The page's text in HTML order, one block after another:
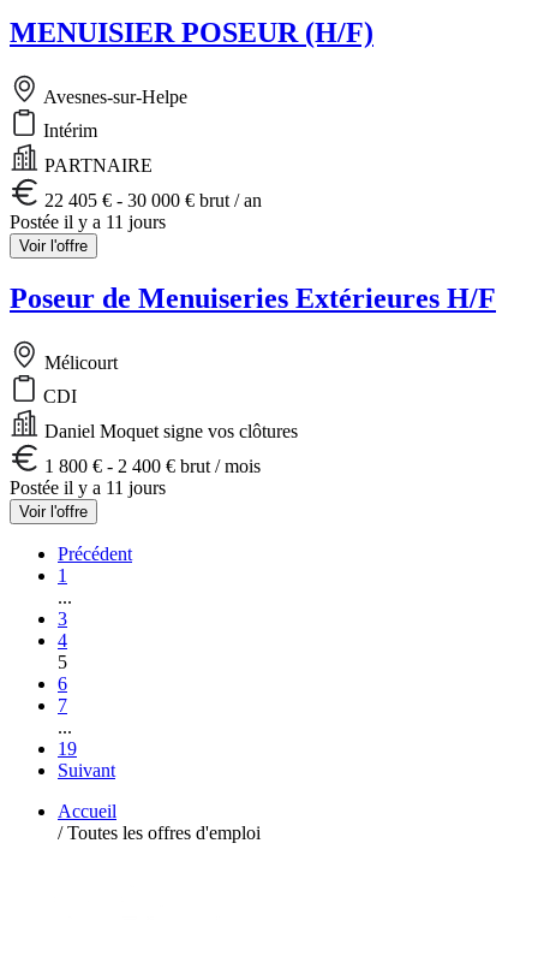
MENUISIER POSEUR (H/F)
Avesnes-sur-Helpe
Intérim
PARTNAIRE
22 405 € - 30 000 € brut / an
Postée il y a 11 jours
Voir l'offre
Poseur de Menuiseries Extérieures H/F
Mélicourt
CDI
Daniel Moquet signe vos clôtures
1 800 € - 2 400 € brut / mois
Postée il y a 11 jours
Voir l'offre
Précédent
1
...
3
4
5
6
7
...
19
Suivant
Accueil
/ Toutes les offres d'emploi